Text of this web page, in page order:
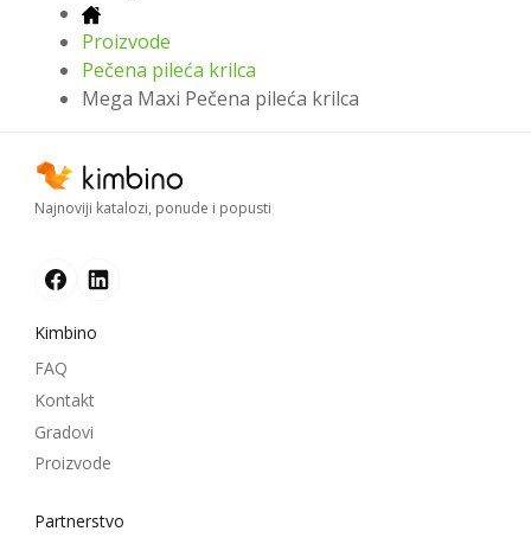
Proizvode
Pečena pileća krilca
Mega Maxi Pečena pileća krilca
Najnoviji katalozi, ponude i popusti
Kimbino
FAQ
Kontakt
Gradovi
Proizvode
Partnerstvo